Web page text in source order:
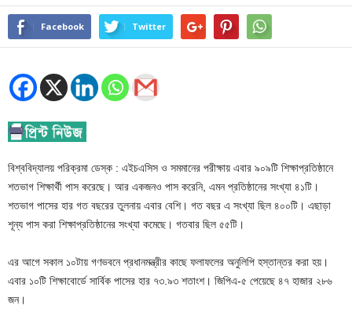
Facebook Twitter
বিশ্ববিদ্যালয় পরিক্রমা ডেস্ক : এইচএসিস ও সমমানের পরীক্ষায় এবার ৯০৯টি শিক্ষাপ্রতিষ্ঠানে
শতভাগ শিক্ষার্থী পাস করেছে। আর একজনও পাস করেনি, এমন প্রতিষ্ঠানের সংখ্যা ৪১টি।
শতভাগ পাসের হার গত বছরের তুলনায় এবার বেশি। গত বছর এ সংখ্যা ছিল ৪০০টি। এছাড়া
শূন্য পাস করা শিক্ষাপ্রতিষ্ঠানের সংখ্যা কমেছে। গতবার ছিল ৫৫টি।
এর আগে সকাল ১০টায় গণভবনে প্রধানমন্ত্রীর কাছে ফলাফলের অনুলিপি হস্তান্তর করা হয়।
এবার ১০টি শিক্ষাবোর্ডে সার্বিক পাসের হার ৭৩.৯৩ শতাংশ। জিপিএ-৫ পেয়েছে ৪৭ হাজার ২৮৬
জন।